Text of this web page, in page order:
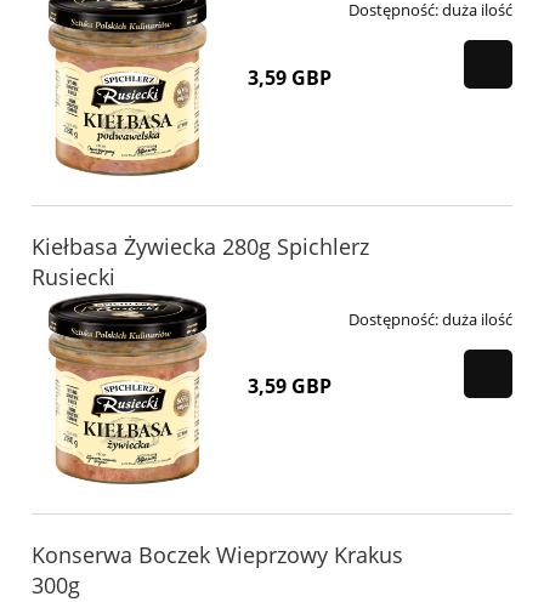
Dostępność:duża ilość
3,59 GBP
Kiełbasa Żywiecka 280g Spichlerz
Rusiecki
Dostępność:duża ilość
3,59 GBP
Konserwa Boczek Wieprzowy Krakus
300g